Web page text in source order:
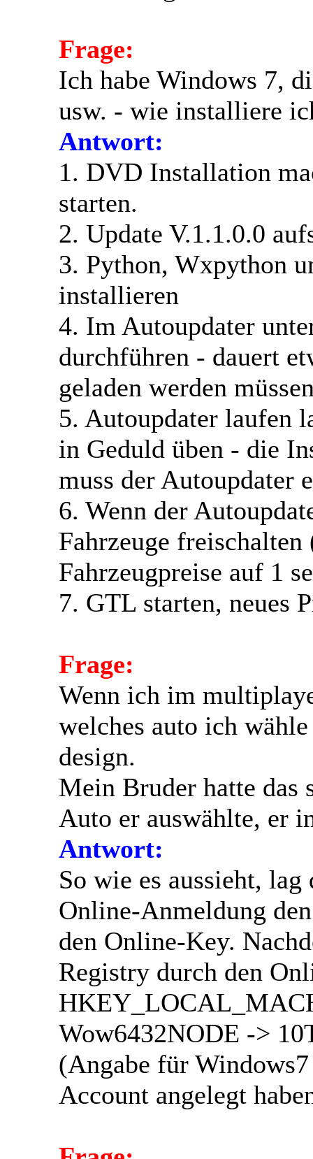
Frage:
Ich habe Windows 7,
usw. - wie installiere
Antwort:
1. DVD Installation
starten.
2. Update V.1.1.0.0
3. Python, Wxpython
installieren
4. Im Autoupdater
durchführen - dauert
geladen werden
5. Autoupdater laufen
in Geduld üben - die
muss der Autoupdater
6. Wenn der
Fahrzeuge
Fahrzeugpreise auf 1
7. GTL starten, neues
Frage:
Wenn ich im
welches auto ich
design.
Mein Bruder hatte das
Auto er auswählte, er
Antwort:
So wie es aussieht,
Online-Anmeldung
den Online-Key.
Registry durch den
Wow6432NODE ->
(Angabe für
Account angelegt